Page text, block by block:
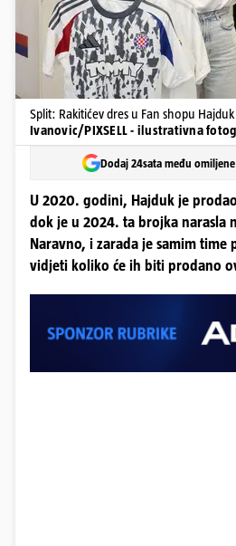
Split: Rakitićev dres u Fan shopu Hajduk |
Ivanovic/PIXSELL - ilustrativna
Dodaj 24sata među
U 2020. godini, Hajduk je
dok je u 2024. ta brojka narasla
Naravno, i zarada je samim time
vidjeti koliko će ih biti prodano